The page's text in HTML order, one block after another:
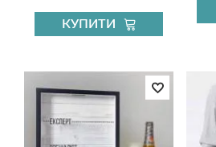
КУПИТИ